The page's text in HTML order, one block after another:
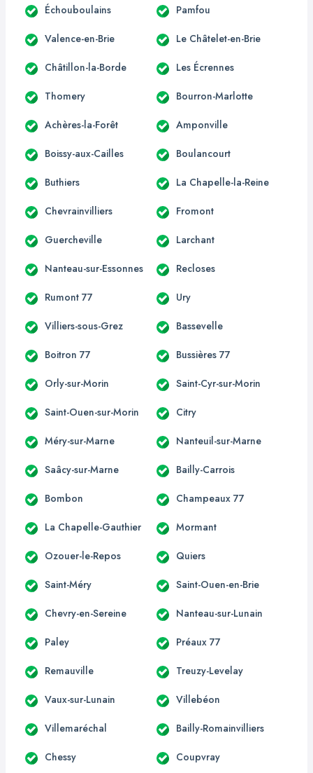
Échouboulains Pamfou
Valence-en-Brie Le Châtelet-en-Brie
Châtillon-la-Borde Les Écrennes
Thomery Bourron-Marlotte
Achères-la-Forêt Amponville
Boissy-aux-Cailles Boulancourt
Buthiers La Chapelle-la-Reine
Chevrainvilliers Fromont
Guercheville Larchant
Nanteau-sur-Essonnes Recloses
Rumont 77 Ury
Villiers-sous-Grez Bassevelle
Boitron 77 Bussières 77
Orly-sur-Morin Saint-Cyr-sur-Morin
Saint-Ouen-sur-Morin Citry
Méry-sur-Marne Nanteuil-sur-Marne
Saâcy-sur-Marne Bailly-Carrois
Bombon Champeaux 77
La Chapelle-Gauthier Mormant
Ozouer-le-Repos Quiers
Saint-Méry Saint-Ouen-en-Brie
Chevry-en-Sereine Nanteau-sur-Lunain
Paley Préaux 77
Remauville Treuzy-Levelay
Vaux-sur-Lunain Villebéon
Villemaréchal Bailly-Romainvilliers
Chessy Coupvray